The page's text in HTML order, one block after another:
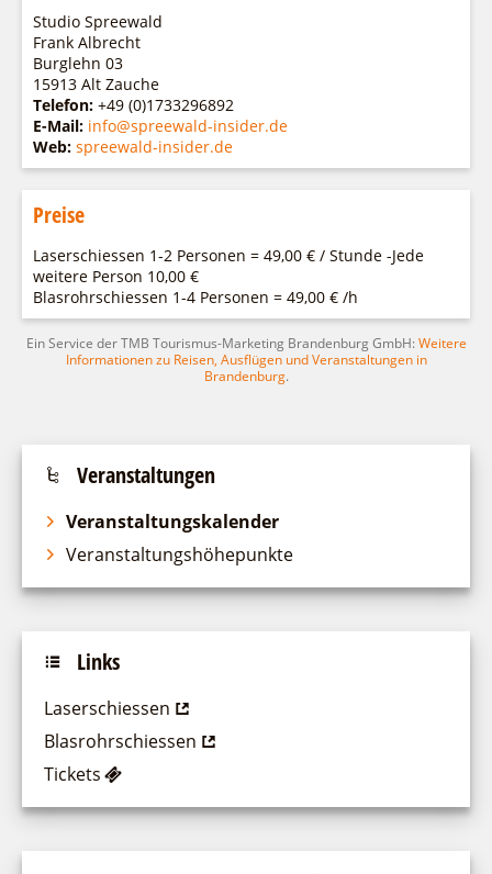
Studio Spreewald
Frank Albrecht
Burglehn 03
15913 Alt Zauche
Telefon: +49 (0)1733296892
E-Mail: info@spreewald-insider.de
Web: spreewald-insider.de
Preise
Laserschiessen 1-2 Personen = 49,00 € / Stunde -Jede
weitere Person 10,00 €
Blasrohrschiessen 1-4 Personen = 49,00 € /h
Ein Service der TMB Tourismus-Marketing Brandenburg GmbH:Weitere
Informationen zu Reisen, Ausflügen und Veranstaltungen in
Brandenburg.
Veranstaltungen
Veranstaltungskalender
Veranstaltungshöhepunkte
Links
Laserschiessen
Blasrohrschiessen
Tickets